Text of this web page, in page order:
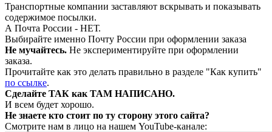
Транспортные компании заставляют вскрывать и показывать
содержимое посылки.
А Почта России - НЕТ.
Выбирайте именно Почту России при оформлении заказа
Не мучайтесь. Не экспериментируйте при оформлении
заказа.
Прочитайте как это делать правильно в разделе "Как купить"
по ссылке.
Сделайте ТАК как ТАМ НАПИСАНО.
И всем будет хорошо.
Не знаете кто стоит по ту сторону этого сайта?
Смотрите нам в лицо на нашем YouTube-канале: